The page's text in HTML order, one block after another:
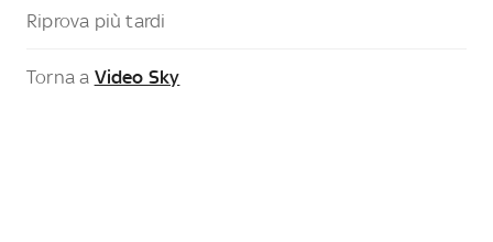
Riprova più tardi
Torna a Video Sky